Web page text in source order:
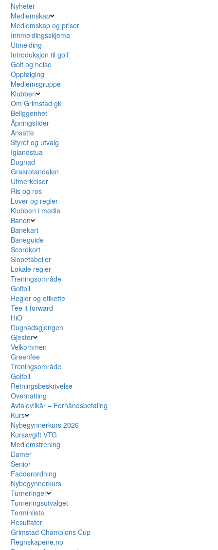
Nyheter
Medlemskap
Medlemskap og priser
Innmeldingsskjema
Utmelding
Introduksjon til golf
Golf og helse
Oppfølging
Medlemsgruppe
Klubben
Om Grimstad gk
Beliggenhet
Åpningstider
Ansatte
Styret og utvalg
Iglandstua
Dugnad
Grasrotandelen
Utmerkelser
Ris og ros
Lover og regler
Klubben i media
Banen
Banekart
Baneguide
Scorekort
Slopetabeller
Lokale regler
Treningsområde
Golfbil
Regler og etikette
Tee it forward
HiO
Dugnadsgjengen
Gjester
Velkommen
Greenfee
Treningsområde
Golfbil
Retningsbeskrivelse
Overnatting
Avtalevilkår – Forhåndsbetaling
Kurs
Nybegynnerkurs 2026
Kursavgift VTG
Medlemstrening
Damer
Senior
Fadderordning
Nybegynnerkurs
Turneringer
Turneringsutvalget
Terminliste
Resultater
Grimstad Champions Cup
Regnskapene.no